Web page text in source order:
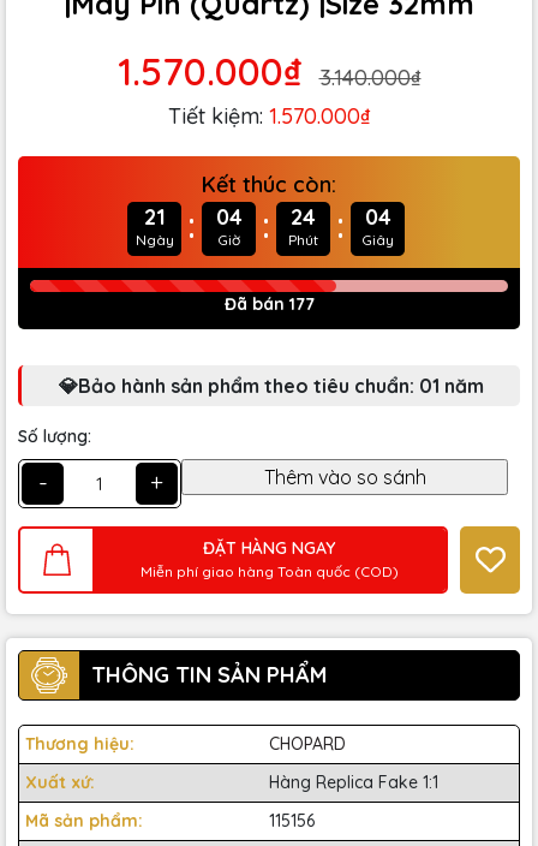
1.570.000₫
3.140.000₫
Tiết kiệm: 1.570.000₫
Kết thúc còn:
21
Ngày : 04
Giờ : 24
Phút : 03
Giây
Đã bán 177
💎Bảo hành sản phẩm theo tiêu chuẩn: 01 năm
Số lượng:
- +
ĐẶT HÀNG NGAY
Miễn phí giao hàng Toàn quốc (COD)
THÔNG TIN SẢN PHẨM
Thương hiệu:
CHOPARD
Xuất xứ:
Hàng Replica Fake 1:1
Mã sản phẩm:
115156